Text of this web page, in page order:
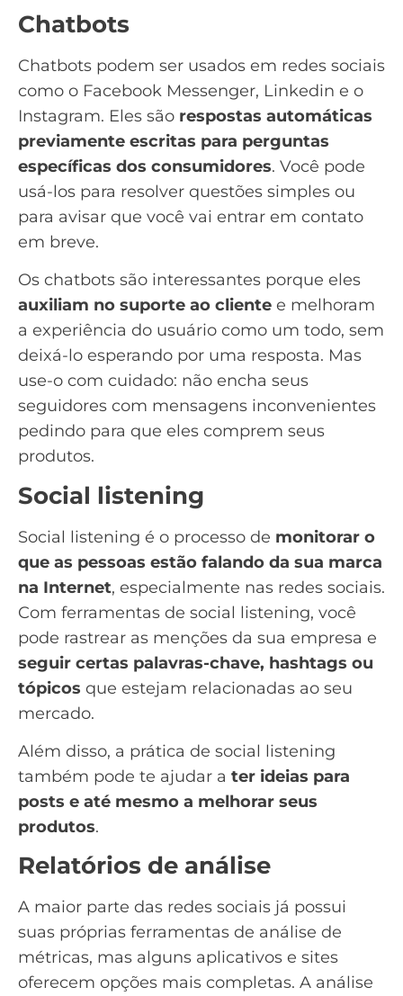
Chatbots
Chatbots podem ser usados em redes sociais
como o Facebook Messenger, Linkedin e o
Instagram. Eles são respostas automáticas
previamente escritas para perguntas
específicas dos consumidores. Você pode
usá-los para resolver questões simples ou
para avisar que você vai entrar em contato
em breve.
Os chatbots são interessantes porque eles
auxiliam no suporte ao cliente e melhoram
a experiência do usuário como um todo, sem
deixá-lo esperando por uma resposta. Mas
use-o com cuidado: não encha seus
seguidores com mensagens inconvenientes
pedindo para que eles comprem seus
produtos.
Social listening
Social listening é o processo de monitorar o
que as pessoas estão falando da sua marca
na Internet, especialmente nas redes sociais.
Com ferramentas de social listening, você
pode rastrear as menções da sua empresa e
seguir certas palavras-chave, hashtags ou
tópicos que estejam relacionadas ao seu
mercado.
Além disso, a prática de social listening
também pode te ajudar a ter ideias para
posts e até mesmo a melhorar seus
produtos.
Relatórios de análise
A maior parte das redes sociais já possui
suas próprias ferramentas de análise de
métricas, mas alguns aplicativos e sites
oferecem opções mais completas. A análise